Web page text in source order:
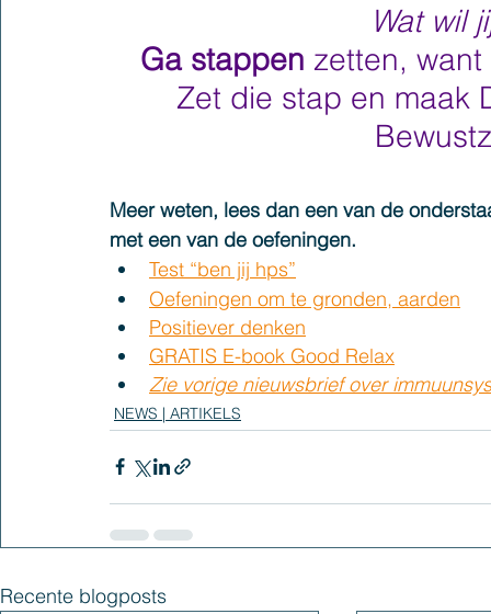
Wat wil
Ga stappen zetten,
Zet die stap en maak
Meer weten, lees dan een van de
met een van de oefeningen.
Test “ben jij hps”
Oefeningen om te gronden, aarden
Positiever denken
GRATIS E-book Good Relax
Zie vorige nieuwsbrief over
NEWS | ARTIKELS
Recente blogposts